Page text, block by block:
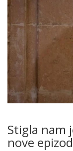
Stigla nam
nove